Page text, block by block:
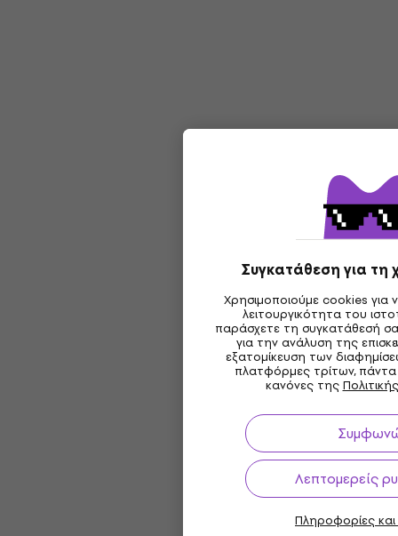
Συγκατάθεση για
Χρησιμοποιούμε cookies για
λειτουργικότητα του
παράσχετε τη συγκατάθεσή
για την ανάλυση της
εξατομίκευση των
πλατφόρμες τρίτων,
κανόνες της
Λεπτομερείς
Πληροφορίες